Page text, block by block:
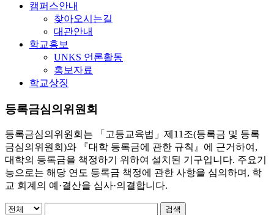
캠퍼스안내
찾아오시는길
대관안내
학교홍보
UNKS 언론활동
홍보자료
학교상징
등록금심의위원회
등록금심의위원회는 「고등교육법」제11조(등록금 및 등록
금심의위원회)와 『대학 등록금에 관한 규칙』에 근거하여,
대학의 등록금을 책정하기 위하여 설치된 기구입니다. 주요기
능으로는 해당 연도 등록금 책정에 관한 사항을 심의하며, 학
교 회계의 예·결산을 심사·의결합니다.
검색